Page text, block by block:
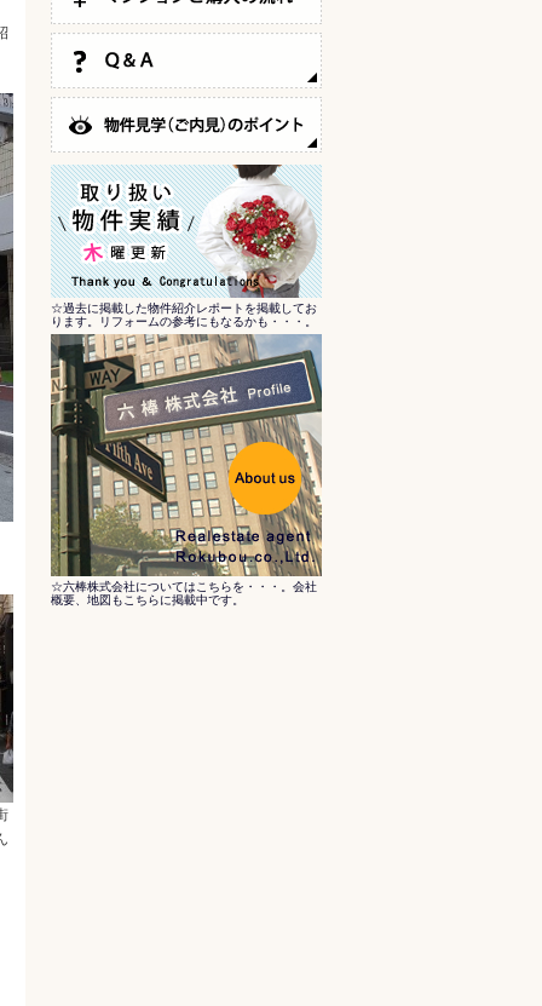
☆過去に掲載した物件紹介レポートを掲載してお
ります。リフォームの参考にもなるかも・・・。
☆六棒株式会社についてはこちらを・・・。会社
概要、地図もこちらに掲載中です。